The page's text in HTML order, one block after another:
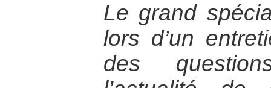
Le grand
lors d’un
des